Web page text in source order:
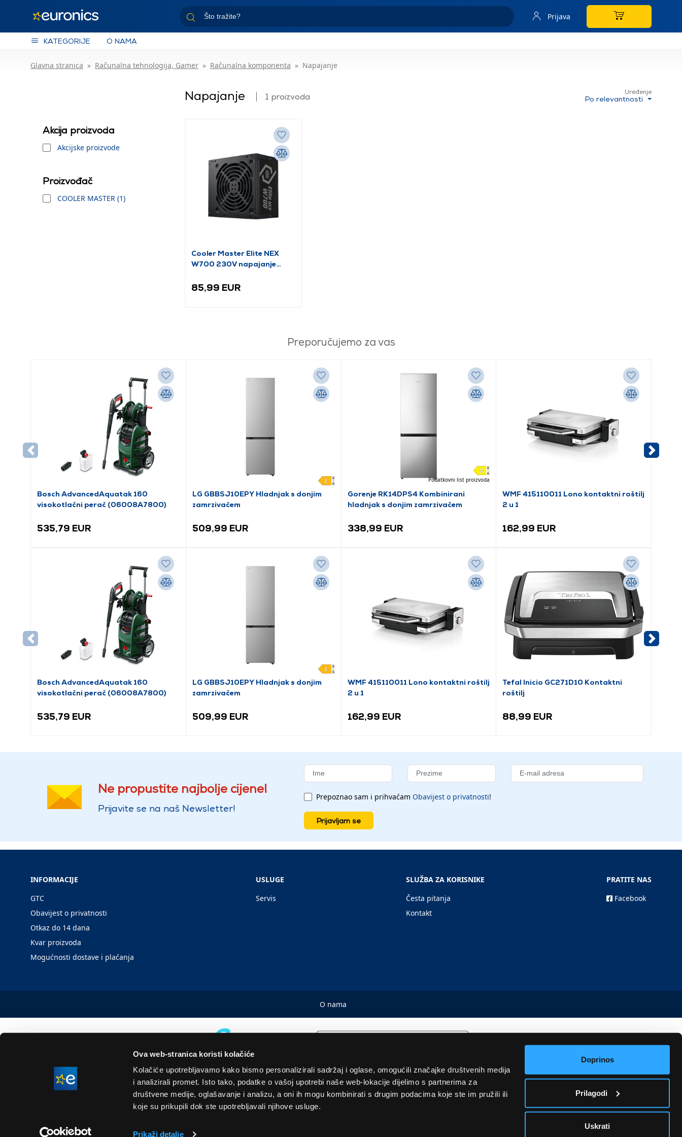
Ova web-stranica koristi kolačiće
Kolačiće upotrebljavamo kako bismo personalizirali sadržaj i oglase, omogućili značajke društvenih medija
i analizirali promet. Isto tako, podatke o vašoj upotrebi naše web-lokacije dijelimo s partnerima za
društvene medije, oglašavanje i analizu, a oni ih mogu kombinirati s drugim podacima koje ste im pružili ili
koje su prikupili dok ste upotrebljavali njihove usluge.
Prikaži detalje
Doprinos
Prilagodi
Uskrati
Prijava
KATEGORIJE O NAMA
Glavna stranica Računalna tehnologija, Gamer Računalna komponenta Napajanje
Akcija proizvoda
Akcijske proizvode
Proizvođač
COOLER MASTER (1)
Napajanje 1 proizvoda
Uređenje
Po relevantnosti
Cooler Master Elite NEX
W700 230V napajanje
85,99 EUR
Preporučujemo za vas
Bosch AdvancedAquatak 160
visokotlačni perač (06008A7800)
535,79 EUR
LG GBBSJ10EPY Hladnjak s donjim
zamrzivačem
509,99 EUR
Podatkovni list proizvoda
Gorenje RK14DPS4 Kombinirani
hladnjak s donjim zamrzivačem
338,99 EUR
WMF 415110011 Lono kontaktni roštilj
2 u 1
162,99 EUR
Bosch AdvancedAquatak 160
visokotlačni perač (06008A7800)
535,79 EUR
LG GBBSJ10EPY Hladnjak s donjim
zamrzivačem
509,99 EUR
WMF 415110011 Lono kontaktni roštilj
2 u 1
162,99 EUR
Tefal Inicio GC271D10 Kontaktni
roštilj
88,99 EUR
Ne propustite najbolje cijene!
Prijavite se na naš Newsletter!
Prepoznao sam i prihvaćam Obavijest o privatnosti!
Prijavljam se
INFORMACIJE
GTC
Obavijest o privatnosti
Otkaz do 14 dana
Kvar proizvoda
Mogućnosti dostave i plaćanja
USLUGE
Servis
SLUŽBA ZA KORISNIKE
Česta pitanja
Kontakt
PRATITE NAS
Facebook
O nama
© 2026. Sva prava pridržana! Euronics Technical Store Chain
Naše cijene su u EUR i uključuju PDV. Služimo samo količine za kućanstvo. Navedene cijene, slike i opisi su informativnog